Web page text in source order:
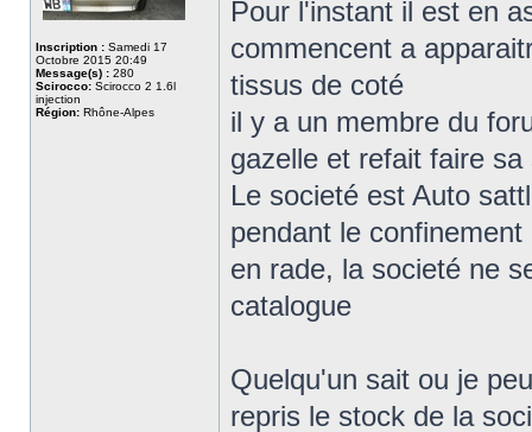
Inscription : Samedi 17
Octobre 2015 20:49
Message(s) : 280
Scirocco: Scirocco 2 1.6l
injection
Région: Rhône-Alpes
Pour l'instant il est en
commencent a
tissus de coté
il y a un membre du
gazelle et refait faire sa
Le societé est Auto
pendant le
en rade, la societé ne
catalogue
Quelqu'un sait ou je
repris le stock de la